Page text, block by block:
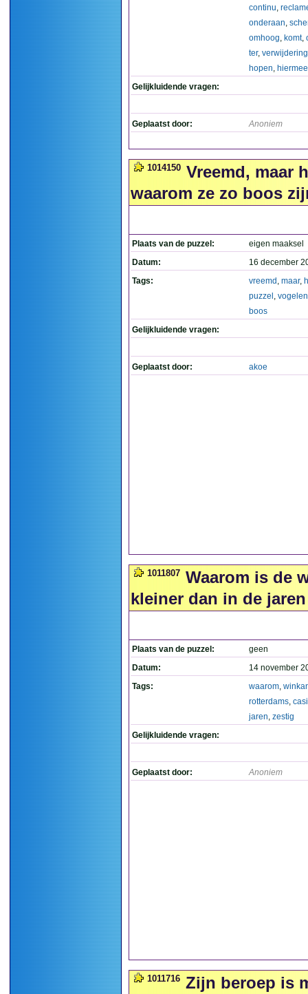
continu,
onderaan,
omhoog, komt,
ter, verwijdering
hopen, hiermee
Gelijkluidende vragen:
Geplaatst door: Anoniem
1014150 Vreemd, maar
waarom ze zo boos
Plaats van de puzzel:
eigen maaksel
Datum:
16 december
Tags:
vreemd , maar,
puzzel , vogelen
boos
Gelijkluidende vragen:
Geplaatst door: akoe
1011807 Waarom is de
kleiner dan in de
Plaats van de puzzel:
geen
Datum:
14 november
Tags:
waarom,
rotterdams,
jaren, zestig
Gelijkluidende vragen:
Geplaatst door: Anoniem
1011716 Zijn beroep is